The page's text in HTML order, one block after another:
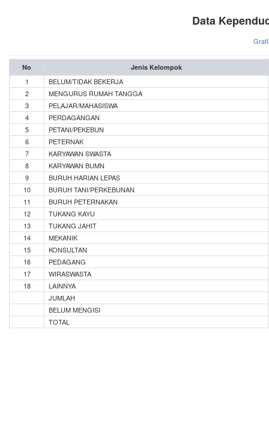
Data
No Jenis Kelompok
1
BELUM/TIDAK BEKERJA
2
MENGURUS RUMAH TANGGA
3
PELAJAR/MAHASISWA
4
PERDAGANGAN
5
PETANI/PEKEBUN
6
PETERNAK
7
KARYAWAN SWASTA
8
KARYAWAN BUMN
9
BURUH HARIAN LEPAS
10
BURUH TANI/PERKEBUNAN
11
BURUH PETERNAKAN
12
TUKANG KAYU
13
TUKANG JAHIT
14
MEKANIK
15
KONSULTAN
16
PEDAGANG
17
WIRASWASTA
18
LAINNYA
JUMLAH
BELUM MENGISI
TOTAL